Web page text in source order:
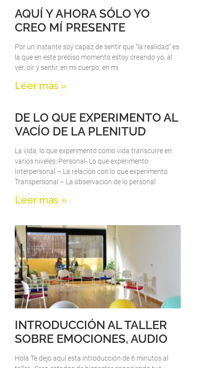
AQUÍ Y AHORA SÓLO YO
CREO MÍ PRESENTE
Por un instante soy capaz de sentir que “la realidad” es
la que en este preciso momento estoy creando yo, al
ver, oír y sentir, en mi cuerpo, en mi
Leer más »
DE LO QUE EXPERIMENTO AL
VACÍO DE LA PLENITUD
La vida, lo que experimento como vida transcurre en
varios niveles: Personal- Lo que experimento
Interpersonal – La relación con lo que experimento
Transpersonal – La observación de lo personal
Leer más »
INTRODUCCIÓN AL TALLER
SOBRE EMOCIONES, AUDIO
Hola Te dejo aquí esta introducción de 6 minutos al